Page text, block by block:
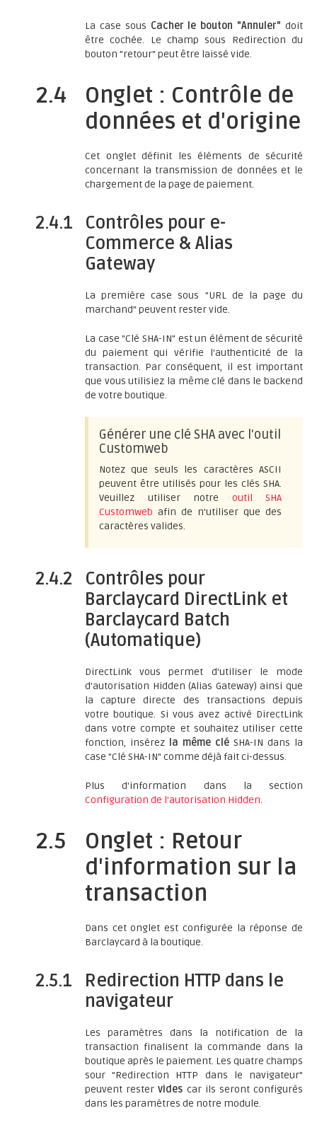
La case sous Cacher le bouton "Annuler" doit
être cochée. Le champ sous Redirection du
bouton "retour" peut être laissé vide.
2.4
Onglet : Contrôle de
données et d'origine
Cet onglet définit les éléments de sécurité
concernant la transmission de données et le
chargement de la page de paiement.
2.4.1
Contrôles pour e-
Commerce & Alias
Gateway
La première case sous "URL de la page du
marchand" peuvent rester vide.
La case "Clé SHA-IN" est un élément de sécurité
du paiement qui vérifie l'authenticité de la
transaction. Par conséquent, il est important
que vous utilisiez la même clé dans le backend
de votre boutique.
Générer une clé SHA avec l'outil
Customweb
Notez que seuls les caractères ASCII
peuvent être utilisés pour les clés SHA.
Veuillez utiliser notre outil SHA
Customweb afin de n'utiliser que des
caractères valides.
2.4.2
Contrôles pour
Barclaycard DirectLink et
Barclaycard Batch
(Automatique)
DirectLink vous permet d'utiliser le mode
d'autorisation Hidden (Alias Gateway) ainsi que
la capture directe des transactions depuis
votre boutique. Si vous avez activé DirectLink
dans votre compte et souhaitez utiliser cette
fonction, insérez
la même clé SHA-IN dans la
case "Clé SHA-IN" comme déjà fait ci-dessus.
Plus d'information dans la section
Configuration de l'autorisation Hidden.
2.5
Onglet : Retour
d'information sur la
transaction
Dans cet onglet est configurée la réponse de
Barclaycard à la boutique.
2.5.1
Redirection HTTP dans le
navigateur
Les paramètres dans la notification de la
transaction finalisent la commande dans la
boutique après le paiement. Les quatre champs
sour "Redirection HTTP dans le navigateur"
peuvent restervides car ils seront configurés
dans les paramètres de notre module.